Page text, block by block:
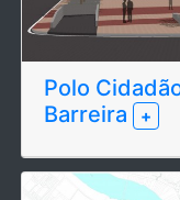
Polo
Barreira
+